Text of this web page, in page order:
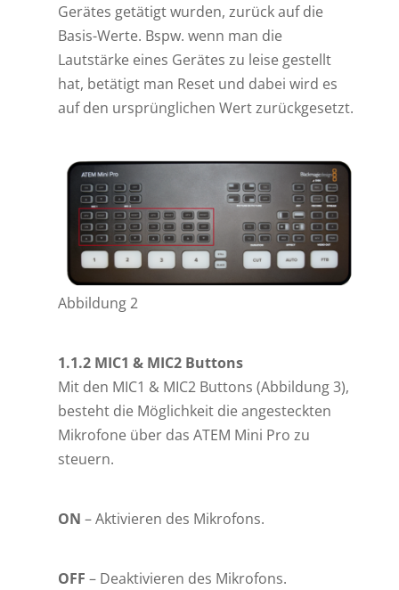
Gerätes getätigt wurden, zurück auf die
Basis-Werte. Bspw. wenn man die
Lautstärke eines Gerätes zu leise gestellt
hat, betätigt man Reset und dabei wird es
auf den ursprünglichen Wert zurückgesetzt.
Abbildung 2
1.1.2 MIC1 & MIC2 Buttons
Mit den MIC1 & MIC2 Buttons (Abbildung 3),
besteht die Möglichkeit die angesteckten
Mikrofone über das ATEM Mini Pro zu
steuern.
ON – Aktivieren des Mikrofons.
OFF – Deaktivieren des Mikrofons.